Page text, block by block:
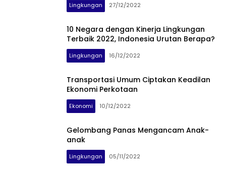
Lingkungan 27/12/2022
10 Negara dengan Kinerja Lingkungan
Terbaik 2022, Indonesia Urutan Berapa?
Lingkungan 16/12/2022
Transportasi Umum Ciptakan Keadilan
Ekonomi Perkotaan
Ekonomi 10/12/2022
Gelombang Panas Mengancam Anak-
anak
Lingkungan 05/11/2022